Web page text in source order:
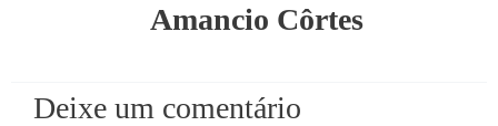
Amancio Côrtes
Deixe um comentário